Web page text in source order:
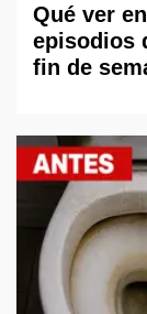
Qué ver
episodios
fin de